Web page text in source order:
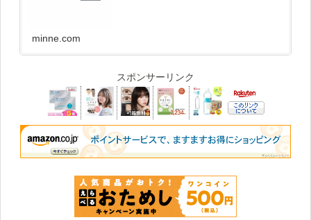
minne.com
スポンサーリンク